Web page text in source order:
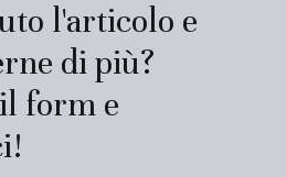
l'articolo e
di più?
form e